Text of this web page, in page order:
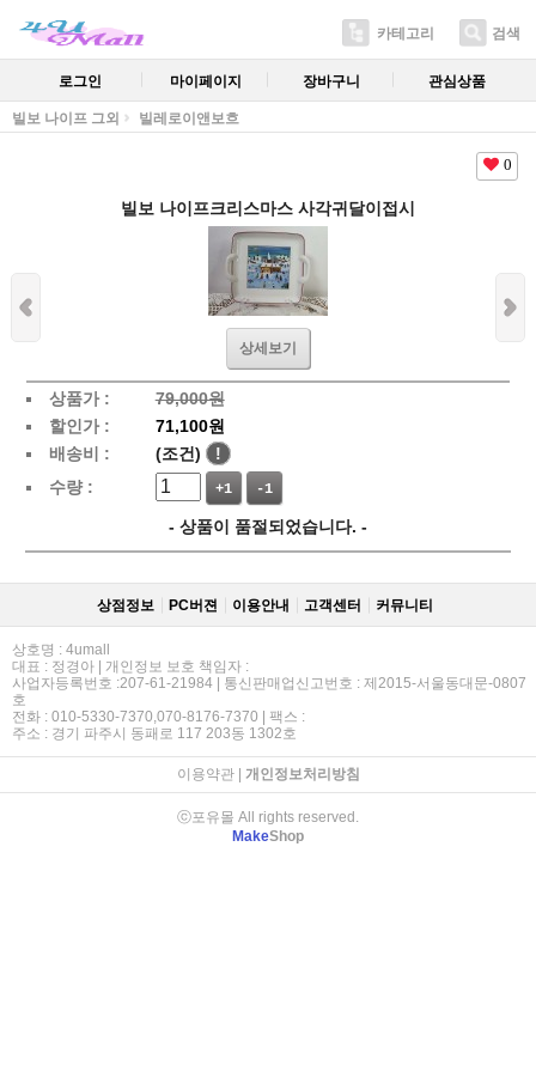
카테고리 검색
로그인 마이페이지 장바구니 관심상품
빌보 나이프 그외 빌레로이앤보흐
0
빌보 나이프크리스마스 사각귀달이접시
상세보기
상품가 :
79,000원
할인가 :
71,100원
배송비 :
(조건)
!
수량 :
+1 -1
- 상품이 품절되었습니다. -
상점정보 PC버젼 이용안내 고객센터 커뮤니티
상호명 : 4umall
대표 : 정경아 | 개인정보 보호 책임자 :
사업자등록번호 :207-61-21984 | 통신판매업신고번호 : 제2015-서울동대문-0807
호
전화 : 010-5330-7370,070-8176-7370 | 팩스 :
주소 : 경기 파주시 동패로 117 203동 1302호
이용약관| 개인정보처리방침
ⓒ포유몰 All rights reserved.
MakeShop